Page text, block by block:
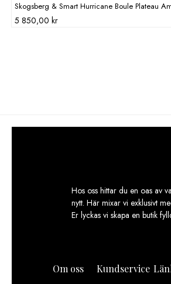
Skogsberg & Smart Hurricane Boule Plateau
5 850,00 kr
Hos oss hittar du en oas av
nytt. Här mixar vi exklusivt
Er lyckas vi skapa en butik
Om oss Kundservice